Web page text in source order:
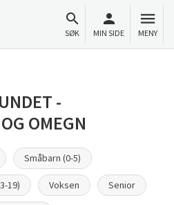
SØK MIN SIDE MENY
-
OMEGN
Småbarn (0-5)
19) Voksen Senior